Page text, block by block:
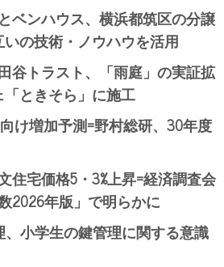
ベンハウス、横浜都筑区の分譲
の技術・ノウハウを活用
谷トラスト、「雨庭」の実証拡
ときそら」に施工
け増加予測=野村総研、30年度
住宅価格5・3%上昇=経済調査会
2026年版」で明らかに
小学生の鍵管理に関する意識